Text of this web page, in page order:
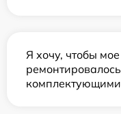
Я хочу, чтобы